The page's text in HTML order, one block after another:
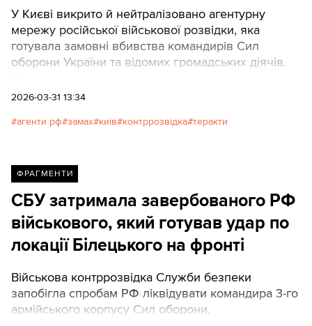
У Києві викрито й нейтралізовано агентурну
мережу російської військової розвідки, яка
готувала замовні вбивства командирів Сил
оборони України та відомих громадських діячів.
2026-03-31 13:34
агенти рф замах київ контррозвідка теракти
ФРАГМЕНТИ
СБУ затримала завербованого РФ
військового, який готував удар по
локації Білецького на фронті
Військова контррозвідка Служби безпеки
запобігла спробам РФ ліквідувати командира 3-го
армійського корпусу Сил оборони.